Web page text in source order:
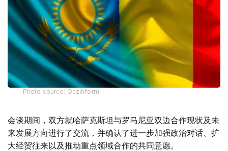
Photo source: Qazinform
会谈期间，双方就哈萨克斯坦与罗马尼亚双边合作现状及未
来发展方向进行了交流，并确认了进一步加强政治对话、扩
大经贸往来以及推动重点领域合作的共同意愿。